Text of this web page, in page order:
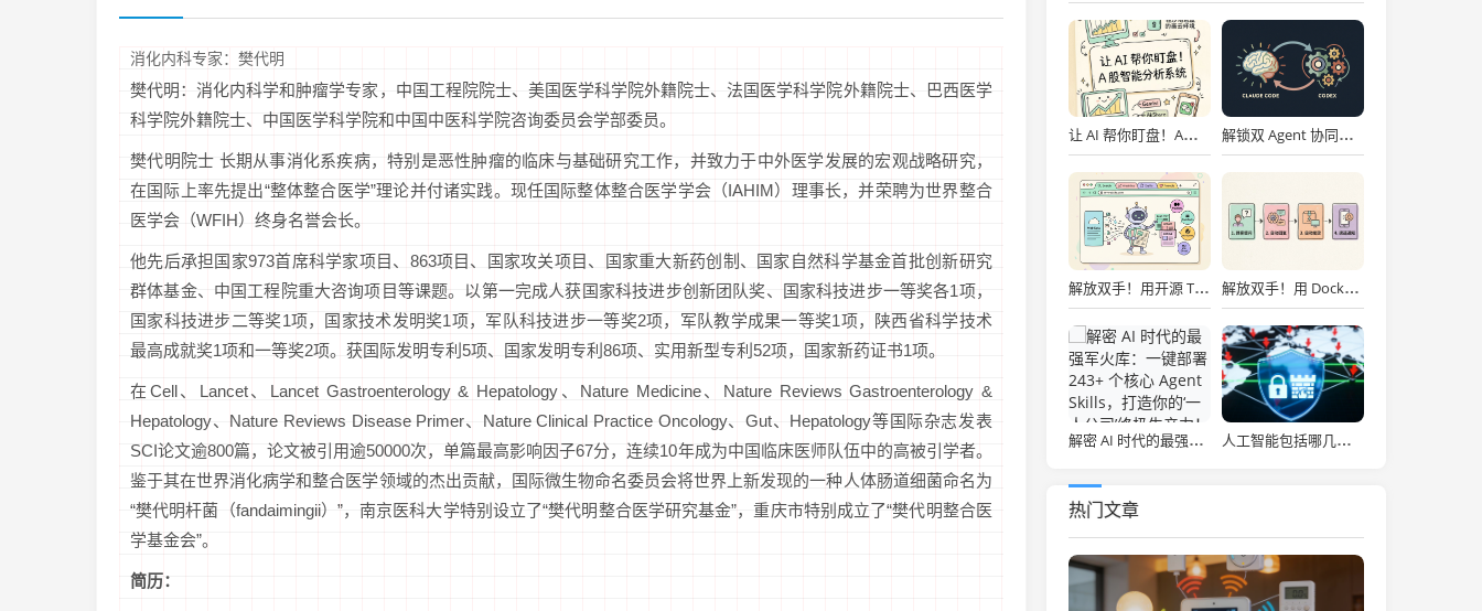
消化内科专家：樊代明
樊代明：消化内科学和肿瘤学专家，中国工程院院士、美国医学科学院外籍院士、法国医学科学院外籍院士、巴西医学
科学院外籍院士、中国医学科学院和中国中医科学院咨询委员会学部委员。
樊代明院士 长期从事消化系疾病，特别是恶性肿瘤的临床与基础研究工作，并致力于中外医学发展的宏观战略研究，
在国际上率先提出“整体整合医学”理论并付诸实践。现任国际整体整合医学学会（IAHIM）理事长，并荣聘为世界整合
医学会（WFIH）终身名誉会长。
他先后承担国家973首席科学家项目、863项目、国家攻关项目、国家重大新药创制、国家自然科学基金首批创新研究
群体基金、中国工程院重大咨询项目等课题。以第一完成人获国家科技进步创新团队奖、国家科技进步一等奖各1项，
国家科技进步二等奖1项，国家技术发明奖1项，军队科技进步一等奖2项，军队教学成果一等奖1项，陕西省科学技术
最高成就奖1项和一等奖2项。获国际发明专利5项、国家发明专利86项、实用新型专利52项，国家新药证书1项。
在Cell、Lancet、Lancet Gastroenterology & Hepatology、Nature Medicine、Nature Reviews Gastroenterology &
Hepatology、Nature Reviews Disease Primer、Nature Clinical Practice Oncology、Gut、Hepatology等国际杂志发表
SCI论文逾800篇，论文被引用逾50000次，单篇最高影响因子67分，连续10年成为中国临床医师队伍中的高被引学者。
鉴于其在世界消化病学和整合医学领域的杰出贡献，国际微生物命名委员会将世界上新发现的一种人体肠道细菌命名为
“樊代明杆菌（fandaimingii）”，南京医科大学特别设立了“樊代明整合医学研究基金”，重庆市特别成立了“樊代明整合医
学基金会”。
简历：
让 AI 帮你盯盘！A股智能分析系统 解锁双 Agent 协同！Claude Code 与 Codex 黄金搭档深度实战
解放双手！用开源 Tabbit AI 浏览器打造全自动内容流水线：选题、竞品分析到一键发布实战 解放双手！用 Docker 一键部署开源闲鱼“自动赚钱机器”，智能回复发货全搞定！
解密 AI 时代的最强军火库：一键部署 243+ 个核心 Agent Skills，打造你的‘一人公司’终极生产力！ 人工智能包括哪几个专业(人工智能时代，这些“AI+专业”正在逆袭！毕业即抢占高薪赛道)
热门文章